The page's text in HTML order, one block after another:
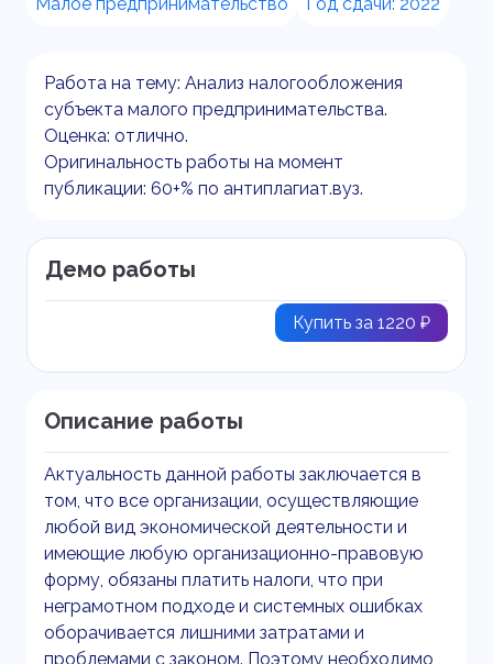
Работа на тему: Анализ налогообложения
субъекта малого предпринимательства.
Оценка: отлично.
Оригинальность работы на момент
публикации: 60+% по антиплагиат.вуз.
Демо работы
Купить за 1220 ₽
Описание работы
Актуальность данной работы заключается в
том, что все организации, осуществляющие
любой вид экономической деятельности и
имеющие любую организационно-правовую
форму, обязаны платить налоги, что при
неграмотном подходе и системных ошибках
оборачивается лишними затратами и
проблемами с законом. Поэтому необходимо